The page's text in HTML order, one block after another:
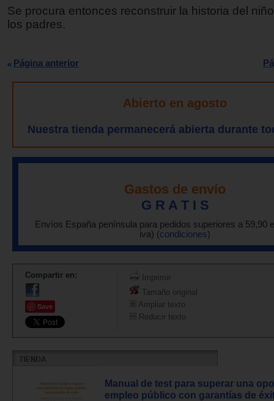
Se procura entonces reconstruir la historia del
los padres.
Página anterior
Abierto en agosto
Nuestra tienda permanecerá abierta durante
Gastos de envío
G R A T I S
Envíos España península para pedidos superiores a 59,90
iva) (condiciones)
Compartir en:
Save
Imprimir
Tamaño original
Ampliar texto
Reducir texto
Manual de test para superar una
empleo público con garantías de